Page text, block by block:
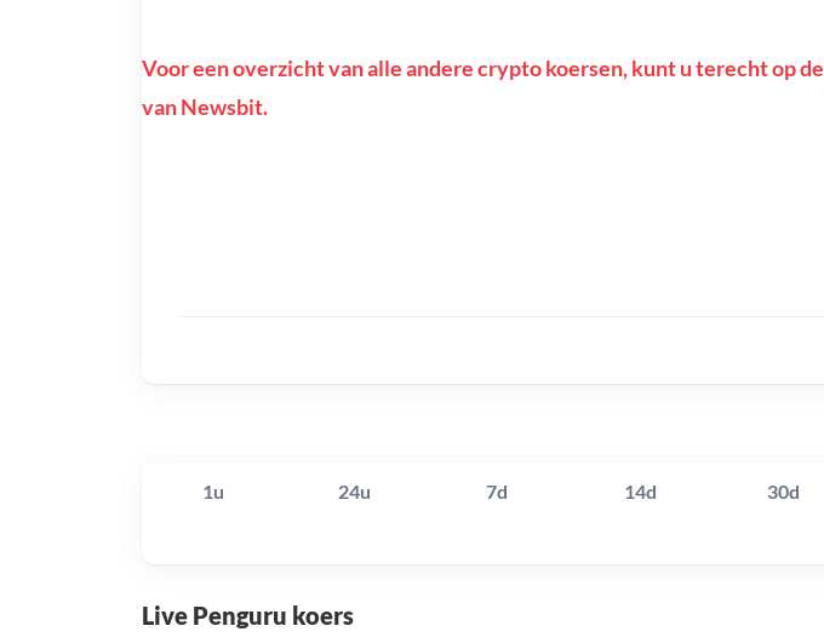
Voor een overzicht van alle andere crypto koersen, kunt u terecht op de
van Newsbit.
1u 24u 7d 14d 30d
Live Penguru koers